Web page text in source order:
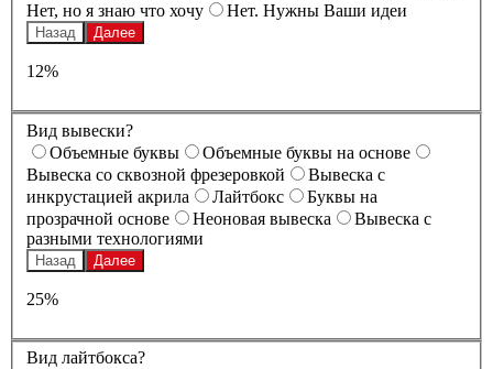
Нет, но я знаю что хочу
Нет. Нужны Ваши идеи
Назад Далее
12%
Вид вывески?
Oбъемные буквы
Oбъемные буквы на основе
Вывеска со сквозной фрезеровкой
Вывеска с
инкрустацией акрила
Лайтбокс
Буквы на
прозрачной основе
Неоновая вывеска
Вывеска с
разными технологиями
Назад Далее
25%
Вид лайтбокса?